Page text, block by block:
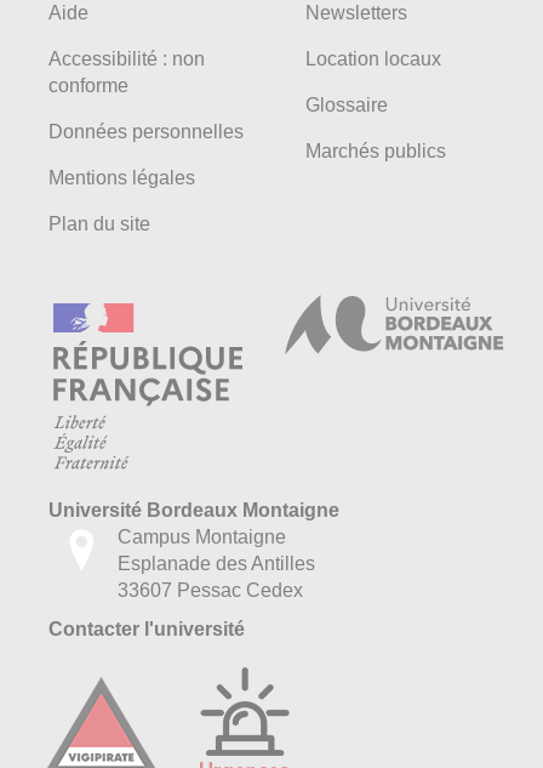
Aide
Accessibilité : non
conforme
Données personnelles
Mentions légales
Plan du site
Newsletters
Location locaux
Glossaire
Marchés publics
Université Bordeaux Montaigne
Campus Montaigne
Esplanade des Antilles
33607 Pessac Cedex
Contacter l'université